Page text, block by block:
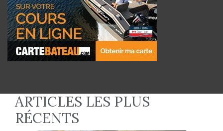
ARTICLES LES PLUS
RÉCENTS